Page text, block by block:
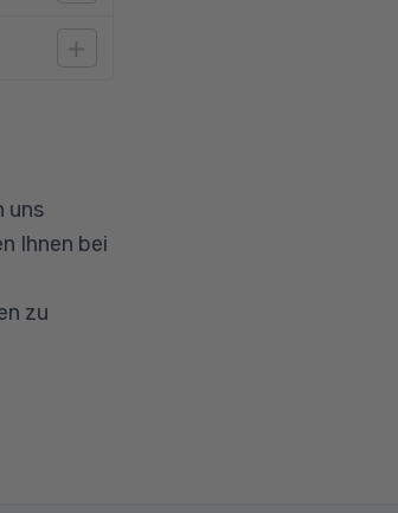
geübt
uns
Ihnen bei
zu